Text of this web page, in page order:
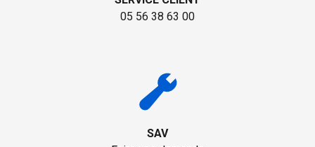
05 56 38 63 00
SAV